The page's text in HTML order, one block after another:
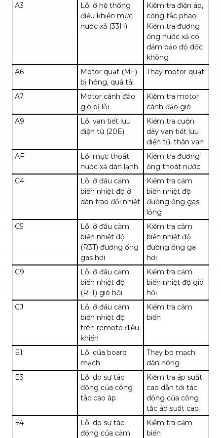
A3
Lỗi ở hệ thống
điều khiển mức
nước xả (33H)
Kiểm tra điện áp,
công tắc phao
Kiểm tra đường
ống nước xả có
đảm bảo độ dốc
không
A6
Motor quạt (MF)
bị hỏng, quá tải
Thay motor quạt
A7
Motor cánh đảo
gió bị lỗi
Kiểm tra motor
cánh đảo gió
A9
Lỗi van tiết lưu
điện tử (20E)
Kiểm tra cuộn
dây van tiết lưu
điện tử, thân van
AF
Lỗi mực thoát
nước xả dàn lạnh
Kiểm tra đường
ống thoát nước
C4
Lỗi ở đầu cảm
biến nhiệt độ ở
dàn trao đổi nhiệt
Kiểm tra cảm
biến nhiệt độ
đường ống gas
lỏng
C5
Lỗi ở đầu cảm
biến nhiệt độ
(R3T) đường ống
gas hơi
Kiểm tra cảm
biến nhiệt độ
đường ống ga
hơi
C9
Lỗi ở đầu cảm
biến nhiệt độ
(R1T) gió hồi
Kiểm tra cảm
biến nhiệt độ gió
hồi
CJ
Lỗi ở đầu cảm
biến nhiệt độ
trên remote điều
khiển
Kiểm tra cảm
biến
E1
Lỗi của board
mạch
Thay bo mạch
dàn nóng
E3
Lỗi do sự tác
động của công
tắc cao áp
Kiểm tra áp suất
cao dẫn tới tác
động của công
tắc áp suất cao
E4
Lỗi do sự tác
động của cảm
Kiểm tra cảm
biến